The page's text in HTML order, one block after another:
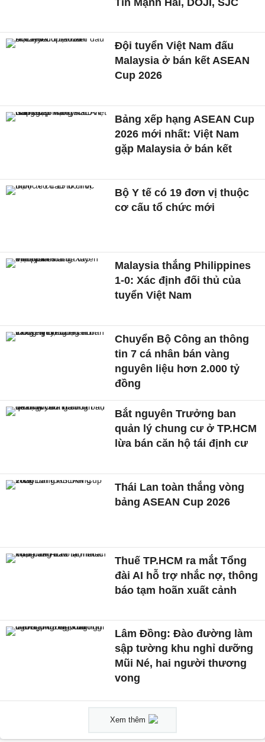
Đội tuyển Việt Nam đấu
Malaysia ở bán kết ASEAN
Cup 2026
Bảng xếp hạng ASEAN Cup
2026 mới nhất: Việt Nam
gặp Malaysia ở bán kết
Bộ Y tế có 19 đơn vị thuộc
cơ cấu tổ chức mới
Malaysia thắng Philippines
1-0: Xác định đối thủ của
tuyển Việt Nam
Chuyển Bộ Công an thông
tin 7 cá nhân bán vàng
nguyên liệu hơn 2.000 tỷ
đồng
Bắt nguyên Trưởng ban
quản lý chung cư ở TP.HCM
lừa bán căn hộ tái định cư
Thái Lan toàn thắng vòng
bảng ASEAN Cup 2026
Thuế TP.HCM ra mắt Tổng
đài AI hỗ trợ nhắc nợ, thông
báo tạm hoãn xuất cảnh
Lâm Đồng: Đào đường làm
sập tường khu nghỉ dưỡng
Mũi Né, hai người thương
vong
Xem thêm